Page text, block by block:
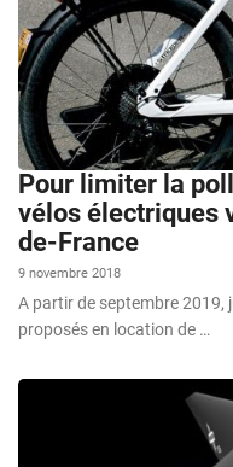
Pour limiter la
vélos électriques
de-France
9 novembre 2018
A partir de septembre 2019,
proposés en location de …